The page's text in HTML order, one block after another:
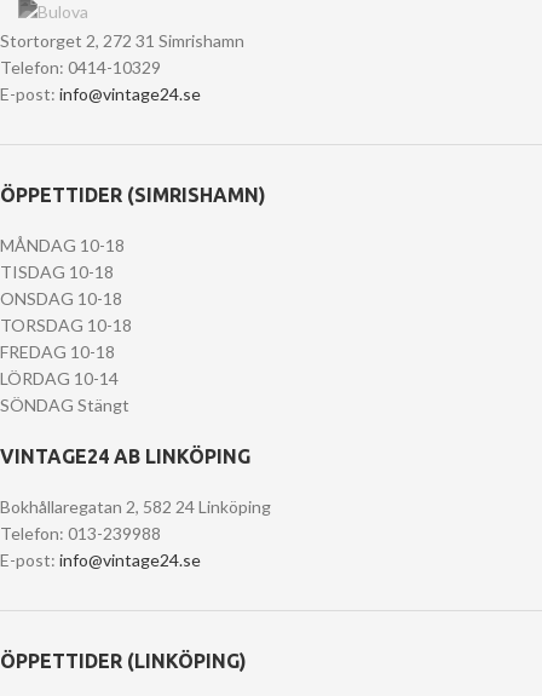
Stortorget 2, 272 31 Simrishamn
Telefon: 0414-10329
E-post: info@vintage24.se
ÖPPETTIDER (SIMRISHAMN)
MÅNDAG 10-18
TISDAG 10-18
ONSDAG 10-18
TORSDAG 10-18
FREDAG 10-18
LÖRDAG 10-14
SÖNDAG Stängt
VINTAGE24 AB LINKÖPING
Bokhållaregatan 2, 582 24 Linköping
Telefon: 013-239988
E-post: info@vintage24.se
ÖPPETTIDER (LINKÖPING)